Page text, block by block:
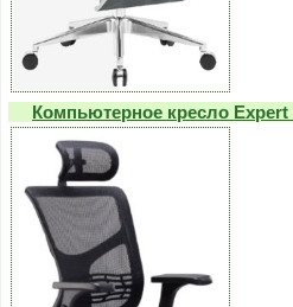
Компьютерное кресло Expert